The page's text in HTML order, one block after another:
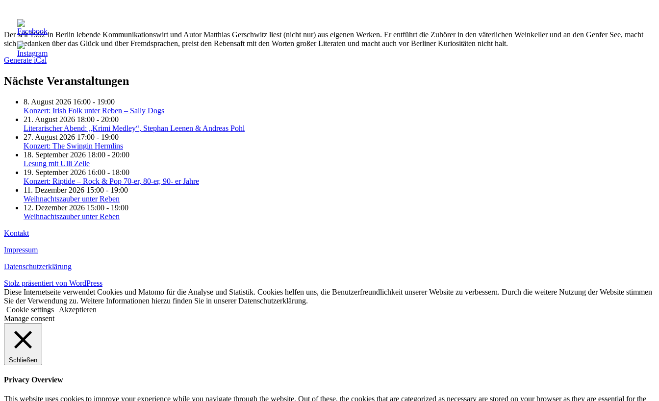
Der seit 1992 in Berlin lebende Kommunikationswirt und Autor Matthias Gerschwitz liest (nicht nur) aus eigenen Werken. Er entführt die Zuhörer in den väterlichen Weinkeller und an den Genfer See, macht
sich Gedanken über das Glück und über Fremdsprachen, preist den Rebensaft mit den Worten großer Literaten und macht auch vor Berliner Kuriositäten nicht halt.
Generate iCal
Nächste Veranstaltungen
8. August 2026 16:00 - 19:00
Konzert: Irish Folk unter Reben – Sally Dogs
21. August 2026 18:00 - 20:00
Literarischer Abend: „Krimi Medley“, Stephan Leenen & Andreas Pohl
27. August 2026 17:00 - 19:00
Konzert: The Swingin Hermlins
18. September 2026 18:00 - 20:00
Lesung mit Ulli Zelle
19. September 2026 16:00 - 18:00
Konzert: Riptide – Rock & Pop 70-er, 80-er, 90- er Jahre
11. Dezember 2026 15:00 - 19:00
Weihnachtszauber unter Reben
12. Dezember 2026 15:00 - 19:00
Weihnachtszauber unter Reben
Kontakt
Impressum
Datenschutzerklärung
Stolz präsentiert von WordPress
Diese Internetseite verwendet Cookies und Matomo für die Analyse und Statistik. Cookies helfen uns, die Benutzerfreundlichkeit unserer Website zu verbessern. Durch die weitere Nutzung der Website stimmen
Sie der Verwendung zu. Weitere Informationen hierzu finden Sie in unserer Datenschutzerklärung.
Cookie settings
Akzeptieren
Manage consent
Schließen
Privacy Overview
This website uses cookies to improve your experience while you navigate through the website. Out of these, the cookies that are categorized as necessary are stored on your browser as they are essential for the